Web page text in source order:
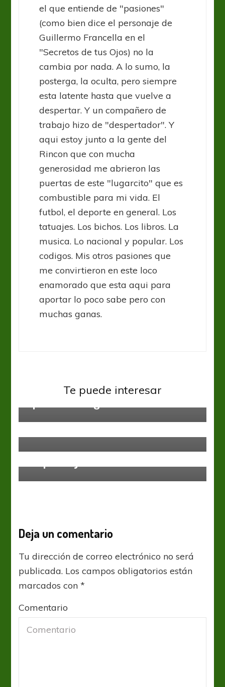
el que entiende de "pasiones"
(como bien dice el personaje de
Guillermo Francella en el
"Secretos de tus Ojos) no la
cambia por nada. A lo sumo, la
posterga, la oculta, pero siempre
esta latente hasta que vuelve a
despertar. Y un compañero de
trabajo hizo de "despertador". Y
aqui estoy junto a la gente del
Rincon que con mucha
generosidad me abrieron las
puertas de este "lugarcito" que es
combustible para mi vida. El
futbol, el deporte en general. Los
tatuajes. Los bichos. Los libros. La
musica. Lo nacional y popular. Los
codigos. Mis otros pasiones que
me convirtieron en este loco
enamorado que esta aqui para
aportar lo poco sabe pero con
muchas ganas.
Te puede interesar
Boca Juniors Copa Libertadores River Plate
Deja un comentario
Tu dirección de correo electrónico no será
publicada. Los campos obligatorios están
marcados con*
Comentario